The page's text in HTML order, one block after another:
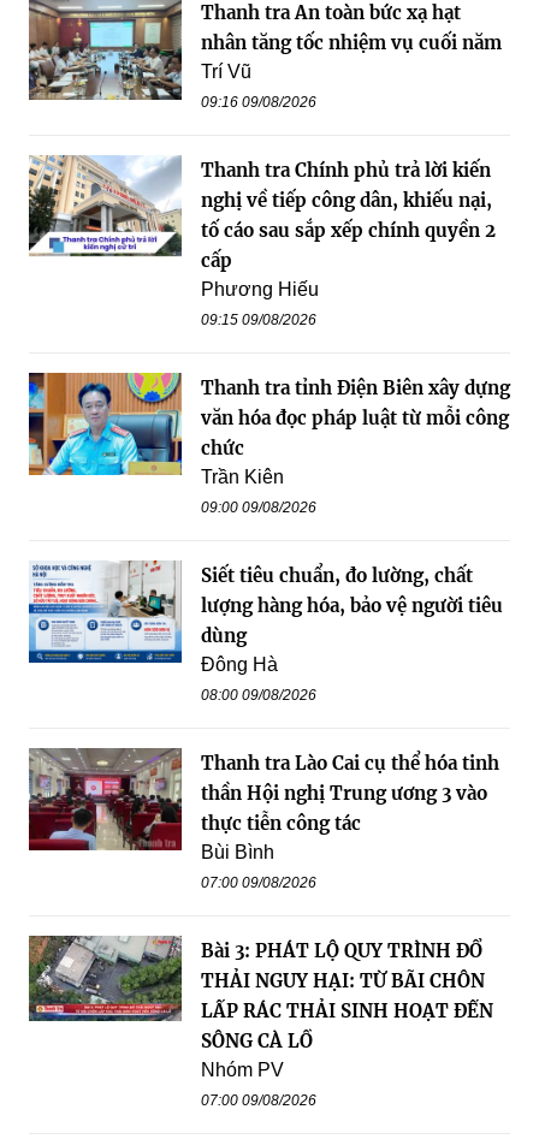
Thanh tra An toàn bức xạ hạt
nhân tăng tốc nhiệm vụ cuối năm
Trí Vũ
09:16 09/08/2026
Thanh tra Chính phủ trả lời kiến
nghị về tiếp công dân, khiếu nại,
tố cáo sau sắp xếp chính quyền 2
cấp
Phương Hiếu
09:15 09/08/2026
Thanh tra tỉnh Điện Biên xây dựng
văn hóa đọc pháp luật từ mỗi công
chức
Trần Kiên
09:00 09/08/2026
Siết tiêu chuẩn, đo lường, chất
lượng hàng hóa, bảo vệ người tiêu
dùng
Đông Hà
08:00 09/08/2026
Thanh tra Lào Cai cụ thể hóa tinh
thần Hội nghị Trung ương 3 vào
thực tiễn công tác
Bùi Bình
07:00 09/08/2026
Bài 3: PHÁT LỘ QUY TRÌNH ĐỔ
THẢI NGUY HẠI: TỪ BÃI CHÔN
LẤP RÁC THẢI SINH HOẠT ĐẾN
SÔNG CÀ LỒ
Nhóm PV
07:00 09/08/2026